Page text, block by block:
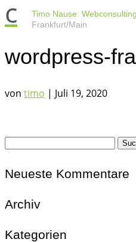
Timo Nause: Webconsulting
Frankfurt/Main
c
wordpress-
von timo | Juli 19, 2020
Suchen
Neueste Kommentare
Archiv
Kategorien